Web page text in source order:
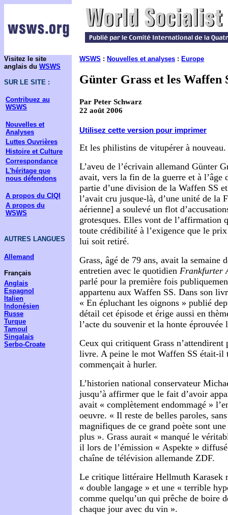
Visitez le site
anglais du WSWS
SUR LE SITE :
Contribuez au
WSWS
Nouvelles et
Analyses
Luttes Ouvrières
Histoire et Culture
Correspondance
L'héritage que
nous défendons
A propos du CIQI
A propos du
WSWS
AUTRES LANGUES
Allemand
Français
Anglais
Espagnol
Italien
Indonésien
Russe
Turque
Tamoul
Singalais
Serbo-Croate
WSWS : Nouvelles et analyses : Europe
Günter Grass et les Waffen
Par Peter Schwarz
22 août 2006
Utilisez cette version pour imprimer
Et les philistins de vitupérer à nouveau.
L’aveu de l’écrivain allemand Günter
avait, vers la fin de la guerre et à l’âge
partie d’une division de la Waffen SS
l’avait cru jusque-là, d’une unité de la
aérienne] a soulevé un flot
grotesques. Elles vont de l’affirmation
toute crédibilité à l’exigence que le
lui soit retiré.
Grass, âgé de 79 ans, avait la semaine
entretien avec le quotidien Frankfurter
parlé pour la première fois
appartenu aux Waffen SS. Dans son
« En épluchant les oignons » publié
détail cet épisode et érige aussi en
l’acte du souvenir et la honte éprouvée
Ceux qui critiquent Grass n’attendirent
livre. A peine le mot Waffen SS était-il
commençait à hurler.
L’historien national conservateur
jusqu’à affirmer que le fait d’avoir
avait « complètement endommagé »
oeuvre. « Il reste de belles paroles,
magnifiques de ce grand poète sont
plus ». Grass aurait « manqué le
il lors de l’émission « Aspekte »
chaîne de télévision allemande ZDF.
Le critique littéraire Hellmuth Karasek
« double langage » et une « terrible
comme quelqu’un qui prêche de boire
chaque jour avec du vin ».